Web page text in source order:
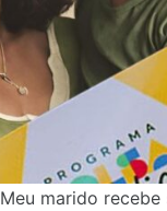
Meu marido